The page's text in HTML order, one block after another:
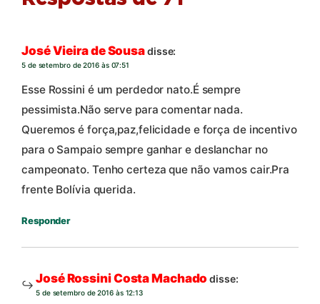
José Vieira de Sousadisse:
5 de setembro de 2016 às 07:51
Esse Rossini é um perdedor nato.É sempre
pessimista.Não serve para comentar nada.
Queremos é força,paz,felicidade e força de incentivo
para o Sampaio sempre ganhar e deslanchar no
campeonato. Tenho certeza que não vamos cair.Pra
frente Bolívia querida.
Responder
José Rossini Costa Machado disse:
5 de setembro de 2016 às 12:13